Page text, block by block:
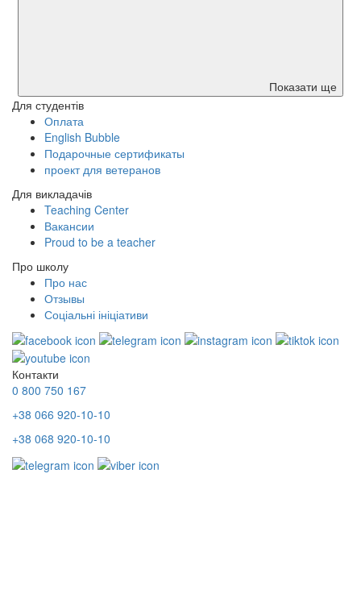
Показати ще
Для студентів
Оплата
English Bubble
Подарочные сертификаты
проект для ветеранов
Для викладачів
Teaching Center
Вакансии
Proud to be a teacher
Про школу
Про нас
Отзывы
Соціальні ініціативи
Контакти
0 800 750 167
+38 066 920-10-10
+38 068 920-10-10